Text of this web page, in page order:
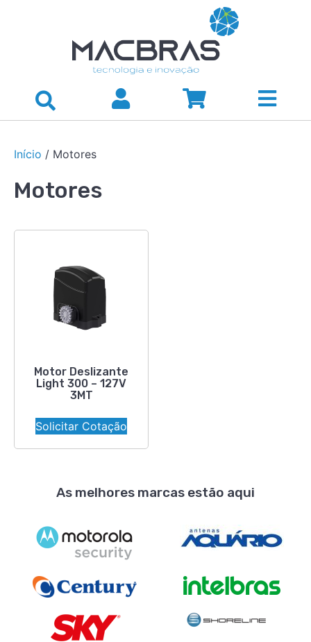
Início / Motores
Motores
As melhores marcas estão aqui
Motor Deslizante
Light 300 – 127V
3MT
Solicitar Cotação